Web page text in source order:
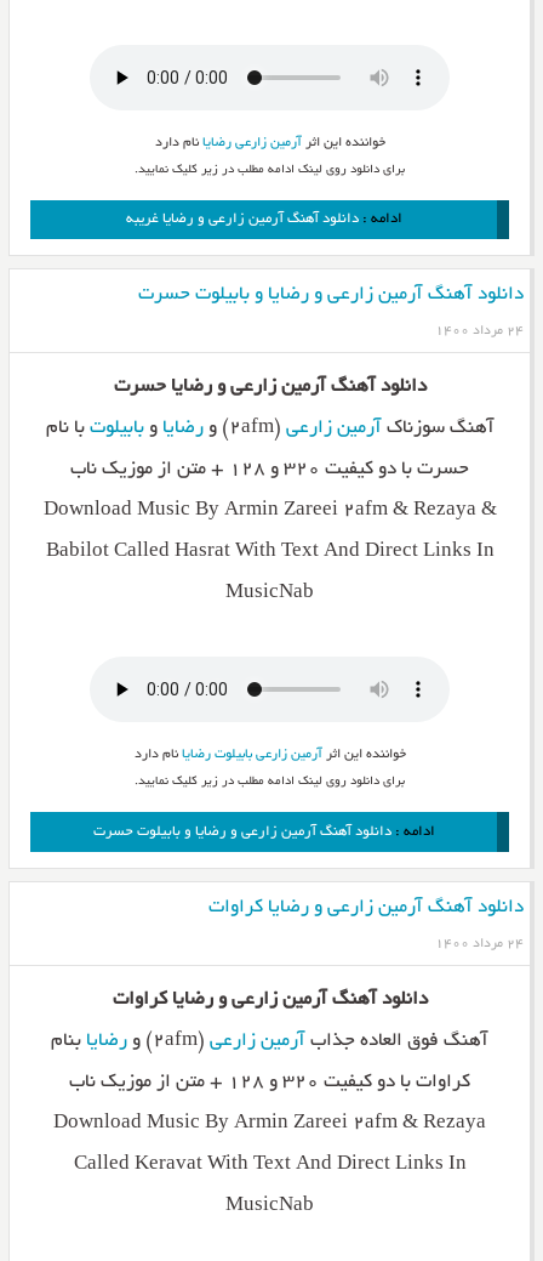
خواننده این اثر آرمین زارعی رضایا نام دارد
برای دانلود روی لینک ادامه مطلب در زیر کلیک نمایید.
ادامه :دانلود آهنگ آرمین زارعی و رضایا غریبه
دانلود آهنگ آرمین زارعی و رضایا و بابیلوت حسرت
۲۴ مرداد ۱۴۰۰
دانلود آهنگ آرمین زارعی و رضایا حسرت
آهنگ سوزناک آرمین زارعی (۲afm) و رضایا وبابیلوت با نام
حسرت با دو کیفیت ۳۲۰ و ۱۲۸ + متن از موزیک ناب
Download Music By Armin Zareei 2afm & Rezaya &
Babilot Called Hasrat With Text And Direct Links In
MusicNab
خواننده این اثر آرمین زارعی بابیلوت رضایا نام دارد
برای دانلود روی لینک ادامه مطلب در زیر کلیک نمایید.
ادامه :دانلود آهنگ آرمین زارعی و رضایا و بابیلوت حسرت
دانلود آهنگ آرمین زارعی و رضایا کراوات
۲۴ مرداد ۱۴۰۰
دانلود آهنگ آرمین زارعی و رضایا کراوات
آهنگ فوق العاده جذاب آرمین زارعی(۲afm) و رضایا بنام
کراوات با دو کیفیت ۳۲۰ و ۱۲۸ + متن از موزیک ناب
Download Music By Armin Zareei 2afm & Rezaya
Called Keravat With Text And Direct Links In
MusicNab